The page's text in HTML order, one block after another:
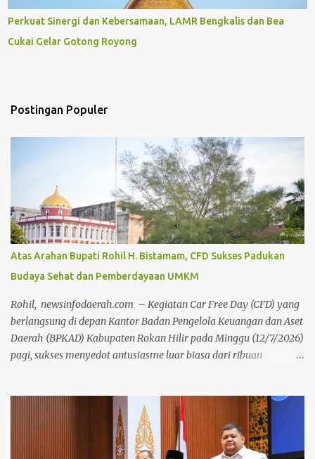
Perkuat Sinergi dan Kebersamaan, LAMR Bengkalis dan Bea
Cukai Gelar Gotong Royong
Postingan Populer
Atas Arahan Bupati Rohil H. Bistamam, CFD Sukses Padukan
Budaya Sehat dan Pemberdayaan UMKM
Rohil, newsinfodaerah.com – Kegiatan Car Free Day (CFD) yang
berlangsung di depan Kantor Badan Pengelola Keuangan dan Aset
Daerah (BPKAD) Kabupaten Rokan Hilir pada Minggu (12/7/2026)
pagi, sukses menyedot antusiasme luar biasa dari ribuan
penuh oleh Pemerintah Kabupaten Rokan Hilir. Agenda tersebut
menjadi upaya nyata pemerintah untuk terus mendorong budaya
hidup sehat sekaligus menghidupkan ruang publik yang positif
bagi warga. Sejak pagi, warga dari berbagai kalangan usia